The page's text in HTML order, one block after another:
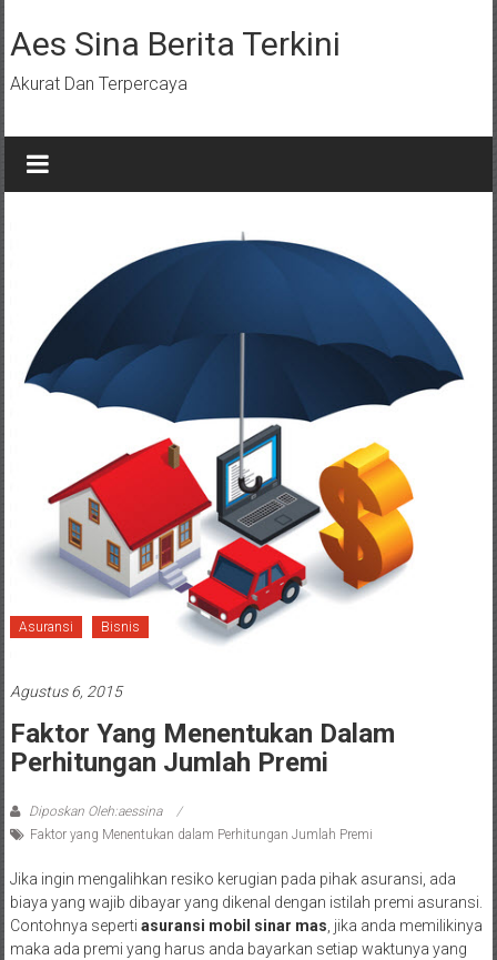
ke
konten
Aes Sina Berita Terkini
Akurat Dan Terpercaya
Asuransi Bisnis
Agustus 6, 2015
Faktor Yang Menentukan Dalam
Perhitungan Jumlah Premi
Diposkan Oleh:aessina
Faktor yang Menentukan dalam Perhitungan Jumlah Premi
Jika ingin mengalihkan resiko kerugian pada pihak asuransi, ada
biaya yang wajib dibayar yang dikenal dengan istilah premi asuransi.
Contohnya seperti asuransi mobil sinar mas, jika anda memilikinya
maka ada premi yang harus anda bayarkan setiap waktunya yang